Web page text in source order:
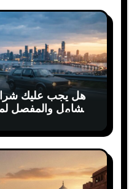
هل يجب عليك شراء
الشامل والمفصل